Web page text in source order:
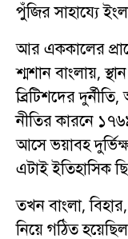
পুঁজির সাহায্যে
আর এককালের
শ্মশান বাংলায়,
ব্রিটিশদের
নীতির কারনে
আসে ভয়াবহ
এটাই ইতিহাসিক
তখন বাংলা,
নিয়ে গঠিত